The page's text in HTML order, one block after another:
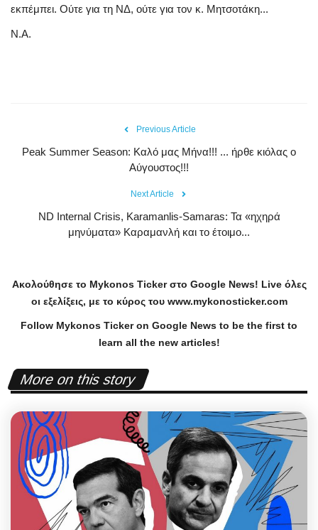
εκπέμπει. Ούτε για τη ΝΔ, ούτε για τον κ. Μητσοτάκη...
Ν.Α.
Previous Article
Peak Summer Season: Kαλό μας Μήνα!!! ... ήρθε κιόλας ο
Αύγουστος!!!
Next Article
ND Internal Crisis, Karamanlis-Samaras: Τα «ηχηρά
μηνύματα» Καραμανλή και το έτοιμο...
Ακολούθησε το Mykonos Tickerστο Google News! Liveόλες
οι εξελίξεις, με το κύρος του www.mykonosticker.com
Follow Mykonos Ticker on Google News to be the first to
learn all the new articles!
More on this story